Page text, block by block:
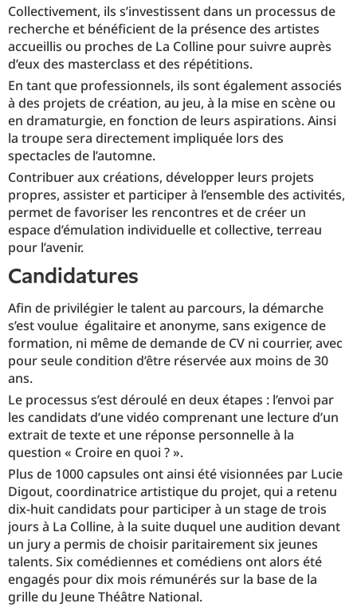
Collectivement, ils s’investissent dans un processus de
recherche et bénéficient de la présence des artistes
accueillis ou proches de La Colline pour suivre auprès
d’eux des masterclass et des répétitions.
En tant que professionnels, ils sont également associés
à des projets de création, au jeu, à la mise en scène ou
en dramaturgie, en fonction de leurs aspirations. Ainsi
la troupe sera directement impliquée lors des
spectacles de l’automne.
Contribuer aux créations, développer leurs projets
propres, assister et participer à l’ensemble des activités,
permet de favoriser les rencontres et de créer un
espace d’émulation individuelle et collective, terreau
pour l’avenir.
candidatures
Afin de privilégier le talent au parcours, la démarche
s’est voulue égalitaire et anonyme, sans exigence de
formation, ni même de demande de CV ni courrier, avec
pour seule condition d’être réservée aux moins de 30
ans.
Le processus s’est déroulé en deux étapes : l’envoi par
les candidats d’une vidéo comprenant une lecture d’un
extrait de texte et une réponse personnelle à la
question « Croire en quoi ? ».
Plus de 1000 capsules ont ainsi été visionnées par Lucie
Digout, coordinatrice artistique du projet, qui a retenu
dix-huit candidats pour participer à un stage de trois
jours à La Colline, à la suite duquel une audition devant
un jury a permis de choisir paritairement six jeunes
talents. Six comédiennes et comédiens ont alors été
engagés pour dix mois rémunérés sur la base de la
grille du Jeune Théâtre National.